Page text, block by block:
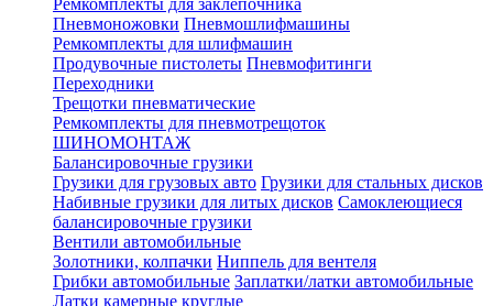
Ремкомплекты для заклепочника
Пневмоножовки Пневмошлифмашины
Ремкомплекты для шлифмашин
Продувочные пистолеты Пневмофитинги
Переходники
Трещотки пневматические
Ремкомплекты для пневмотрещоток
ШИНОМОНТАЖ
Балансировочные грузики
Грузики для грузовых авто Грузики для стальных дисков
Набивные грузики для литых дисков Самоклеющиеся
балансировочные грузики
Вентили автомобильные
Золотники, колпачки Ниппель для вентеля
Грибки автомобильные Заплатки/латки автомобильные
Латки камерные круглые